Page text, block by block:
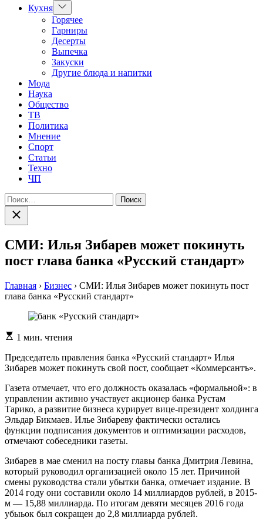
Кухня Показать
подменю
Горячее
Гарниры
Десерты
Выпечка
Закуски
Другие блюда и напитки
Мода
Наука
Общество
ТВ
Политика
Мнение
Спорт
Статьи
Техно
ЧП
Найти:
Закрыть
поиск
СМИ: Илья Зибарев может покинуть
пост глава банка «Русский стандарт»
Главная › Бизнес › СМИ: Илья Зибарев может покинуть пост
глава банка «Русский стандарт»
Расчетное
чтения
1 мин. чтения
Председатель правления банка «Русский стандарт» Илья
Зибарев может покинуть свой пост, сообщает «Коммерсантъ».
Газета отмечает, что его должность оказалась «формальной»: в
управлении активно участвует акционер банка Рустам
Тарико, а развитие бизнеса курирует вице-президент холдинга
Эльдар Бикмаев. Илье Зибареву фактически остались
функции подписания документов и оптимизации расходов,
отмечают собеседники газеты.
Зибарев в мае сменил на посту главы банка Дмитрия Левина,
который руководил организацией около 15 лет. Причиной
смены руководства стали убытки банка, отмечает издание. В
2014 году они составили около 14 миллиардов рублей, в 2015-
м — 15,88 миллиарда. По итогам девяти месяцев 2016 года
убыьок был сокращен до 2,8 миллиарда рублей.